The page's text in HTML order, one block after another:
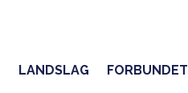
LANDSLAG FORBUNDET